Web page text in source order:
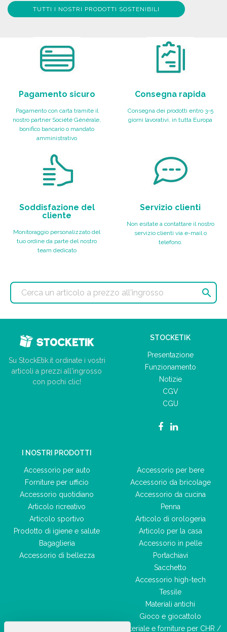
TUTTI I NOSTRI PRODOTTI SOSTENIBILI
Pagamento sicuro
Pagamento con carta tramite il
nostro partner Société Générale,
bonifico bancario o mandato
amministrativo
Consegna rapida
Consegna dei prodotti entro 3-5
giorni lavorativi, in tutta Europa
Soddisfazione del
cliente
Monitoraggio personalizzato del
tuo ordine da parte del nostro
team dedicato
Servizio clienti
Non esitate a contattare il nostro
servizio clienti via e-mail o
telefono.

Su StockEtik.it ordinate i vostri
articoli a prezzi all'ingrosso
con pochi clic!
STOCKETIK
Presentazione
Funzionamento
Notizie
CGV
CGU
I NOSTRI PRODOTTI
Accessorio per auto
Forniture per ufficio
Accessorio quotidiano
Articolo ricreativo
Articolo sportivo
Prodotto di igiene e salute
Bagaglieria
Accessorio di bellezza
Accessorio per bere
Accessorio da bricolage
Accessorio da cucina
Penna
Articolo di orologeria
Articolo per la casa
Accessorio in pelle
Portachiavi
Sacchetto
Accessorio high-tech
Tessile
Materiali antichi
Gioco e giocattolo
Materiale e forniture per CHR /